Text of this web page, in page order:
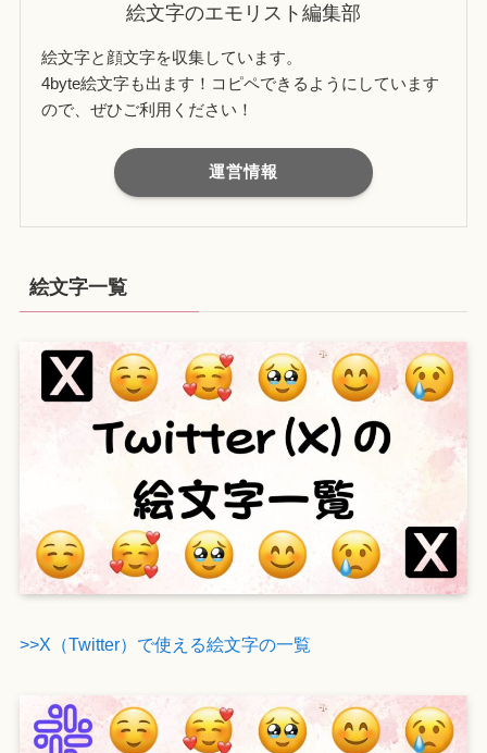
絵文字のエモリスト編集部
絵文字と顔文字を収集しています。
4byte絵文字も出ます！コピペできるようにしています
ので、ぜひご利用ください！
運営情報
絵文字一覧
>>X（Twitter）で使える絵文字の一覧